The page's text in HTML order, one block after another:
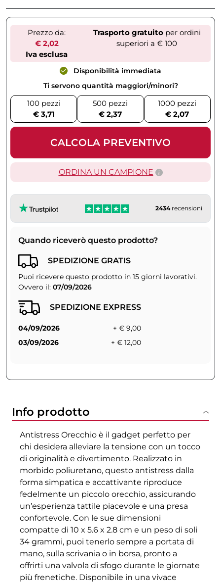
Prezzo da:
€ 2,02
Iva esclusa
Trasporto gratuitoper ordini
superiori a € 100
Disponibilità immediata
Ti servono quantità maggiori/minori?
100 pezzi
€ 3,71
500 pezzi
€ 2,37
1000 pezzi
€ 2,07
CALCOLA PREVENTIVO
ORDINA UN CAMPIONE
2434recensioni
Quando riceverò questo prodotto?
SPEDIZIONE GRATIS
Puoi ricevere questo prodotto in 15 giorni lavorativi.
Ovvero il: 07/09/2026
SPEDIZIONE EXPRESS
04/09/2026
+ € 9,00
03/09/2026
+ € 12,00
Info prodotto
Antistress Orecchio è il gadget perfetto per
chi desidera alleviare la tensione con un tocco
di originalità e divertimento. Realizzato in
morbido poliuretano, questo antistress dalla
forma simpatica e accattivante riproduce
fedelmente un piccolo orecchio, assicurando
un’esperienza tattile piacevole e una presa
confortevole. Con le sue dimensioni
compatte di 10 x 5.6 x 2.8 cm e un peso di soli
34 grammi, puoi tenerlo sempre a portata di
mano, sulla scrivania o in borsa, pronto a
offrirti una valvola di sfogo durante le giornate
più frenetiche. Disponibile in una vivace